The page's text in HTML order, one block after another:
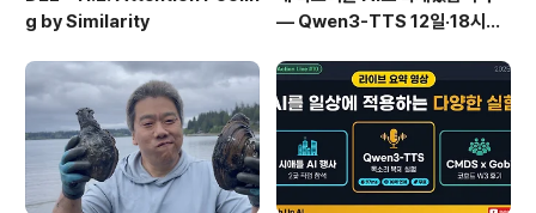
g by Similarity
— Qwen3-TTS 12일·18시간